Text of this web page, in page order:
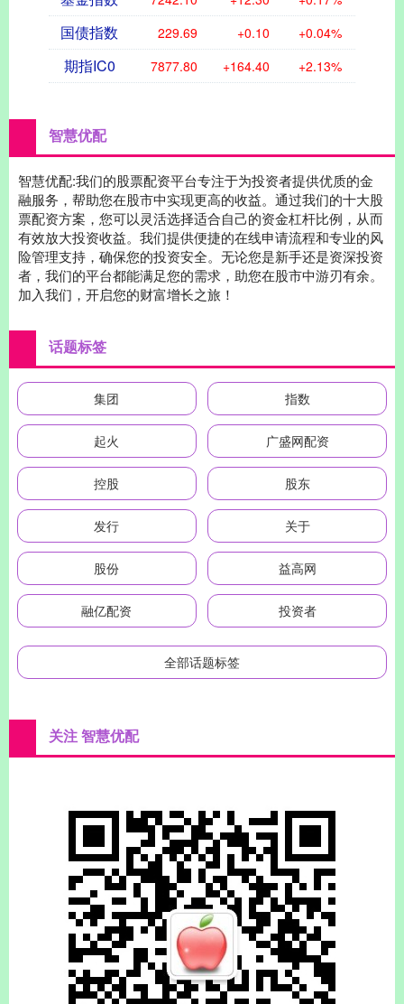
国债指数 229.69 +0.10 +0.04%
期指IC0 7877.80 +164.40 +2.13%
智慧优配
智慧优配:我们的股票配资平台专注于为投资者提供优质的金
融服务，帮助您在股市中实现更高的收益。通过我们的十大股
票配资方案，您可以灵活选择适合自己的资金杠杆比例，从而
有效放大投资收益。我们提供便捷的在线申请流程和专业的风
险管理支持，确保您的投资安全。无论您是新手还是资深投资
者，我们的平台都能满足您的需求，助您在股市中游刃有余。
加入我们，开启您的财富增长之旅！
话题标签
集团 指数
起火 广盛网配资
控股 股东
发行 关于
股份 益高网
融亿配资 投资者
全部话题标签
关注 智慧优配